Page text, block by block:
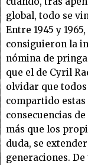
global, todo se
Entre 1945 y
consiguieron la
nómina de
que el de Cyril
olvidar que
compartido estas
consecuencias
más que los
duda, se
generaciones.